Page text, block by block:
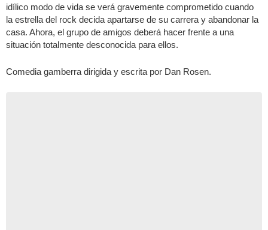
idílico modo de vida se verá gravemente comprometido cuando
la estrella del rock decida apartarse de su carrera y abandonar la
casa. Ahora, el grupo de amigos deberá hacer frente a una
situación totalmente desconocida para ellos.
Comedia gamberra dirigida y escrita por Dan Rosen.